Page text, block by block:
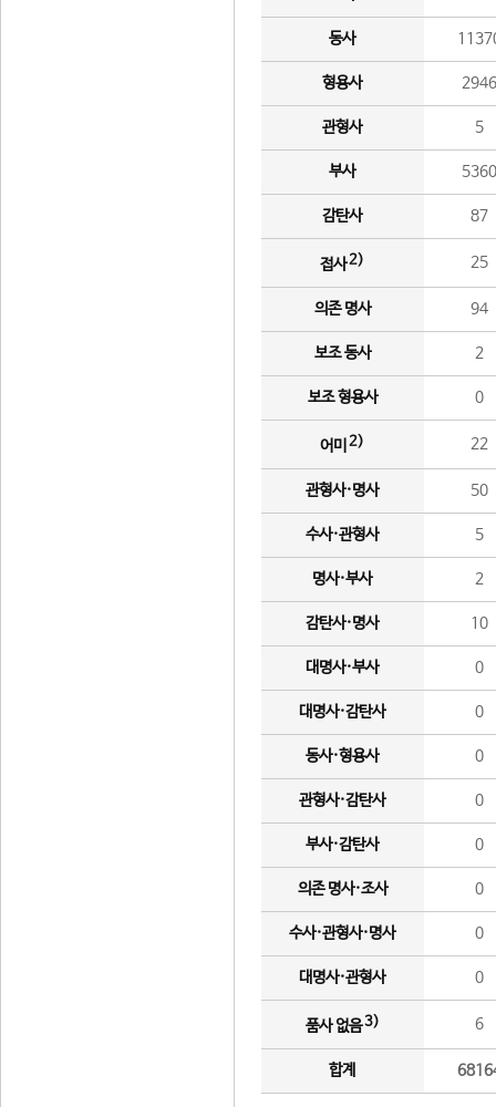
동사
형용사 2946
관형사 5
부사 5360
감탄사 87
접사2) 25
의존 명사 94
보조 동사 2
보조 형용사 0
어미 2) 22
관형사·명사 50
수사·관형사 5
명사·부사 2
감탄사·명사 10
대명사·부사 0
대명사·감탄사 0
동사·형용사 0
관형사·감탄사 0
부사·감탄사 0
의존 명사·조사 0
수사·관형사·명사 0
대명사·관형사 0
품사 없음3) 6
합계